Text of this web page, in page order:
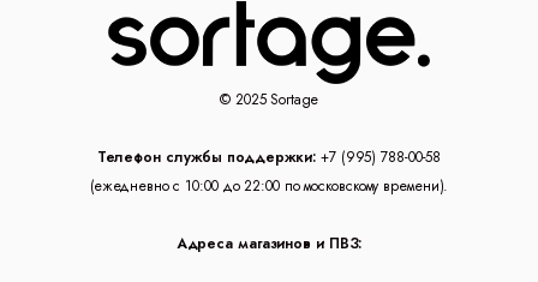
© 2025 Sortage
Телефон службы поддержки: +7 (995) 788-00-58
(ежедневно с 10:00 до 22:00 по московскому времени).
Адреса магазинов и ПВЗ: